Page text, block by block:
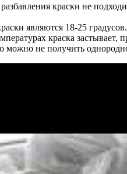
краски не
являются 18-25
краска застывает,
можно не получить